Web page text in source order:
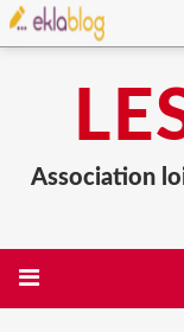
Association